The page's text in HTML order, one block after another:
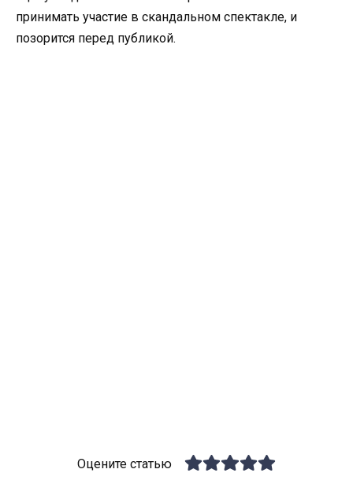
принимать участие в скандальном спектакле, и
позорится перед публикой.
Оцените статью